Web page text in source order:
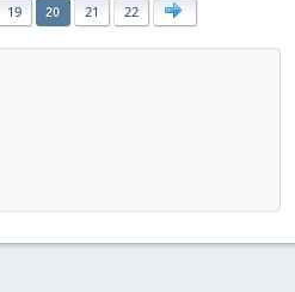
19 20 21 22